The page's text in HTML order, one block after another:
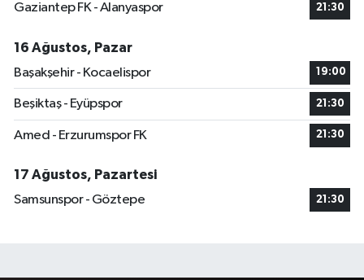
Gaziantep FK - Alanyaspor 21:30
16 Ağustos, Pazar
Başakşehir - Kocaelispor
19:00
Beşiktaş - Eyüpspor 21:30
Amed - Erzurumspor FK 21:30
17 Ağustos, Pazartesi
Samsunspor - Göztepe
21:30